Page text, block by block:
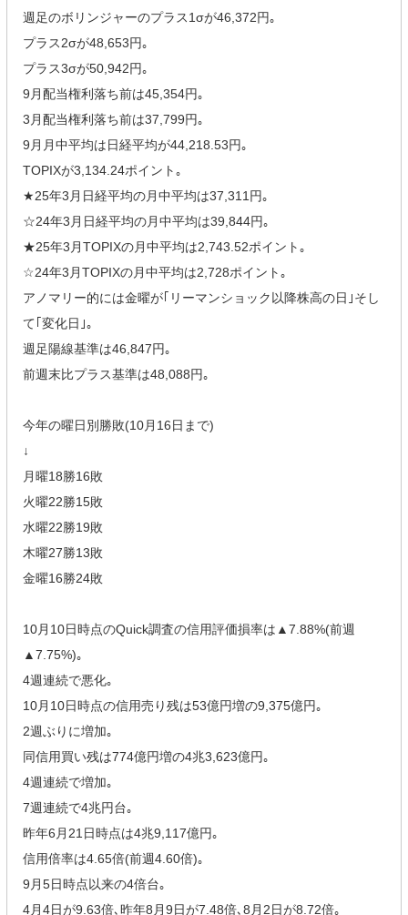
週足のボリンジャーのプラス1σが46,372円｡
プラス2σが48,653円｡
プラス3σが50,942円｡
9月配当権利落ち前は45,354円｡
3月配当権利落ち前は37,799円｡
9月月中平均は日経平均が44,218.53円｡
TOPIXが3,134.24ポイント｡
★25年3月日経平均の月中平均は37,311円｡
☆24年3月日経平均の月中平均は39,844円｡
★25年3月TOPIXの月中平均は2,743.52ポイント｡
☆24年3月TOPIXの月中平均は2,728ポイント｡
アノマリー的には金曜が｢リーマンショック以降株高の日｣そし
て｢変化日｣｡
週足陽線基準は46,847円｡
前週末比プラス基準は48,088円｡
今年の曜日別勝敗(10月16日まで)
↓
月曜18勝16敗
火曜22勝15敗
水曜22勝19敗
木曜27勝13敗
金曜16勝24敗
10月10日時点のQuick調査の信用評価損率は▲7.88%(前週
▲7.75%)｡
4週連続で悪化｡
10月10日時点の信用売り残は53億円増の9,375億円｡
2週ぶりに増加｡
同信用買い残は774億円増の4兆3,623億円｡
4週連続で増加｡
7週連続で4兆円台｡
昨年6月21日時点は4兆9,117億円｡
信用倍率は4.65倍(前週4.60倍)｡
9月5日時点以来の4倍台｡
4月4日が9.63倍､昨年8月9日が7.48倍､8月2日が8.72倍｡